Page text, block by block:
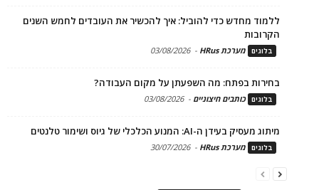
ללמוד מחדש כדי להוביל: איך להכשיר את העובדים לחמש השנים
הקרובות
בלוגים מערכת HRus -
03/08/2026
בחירות בפתח: מה השפעתן על מקום העבודה?
בלוגים כותבים חיצוניים -
03/08/2026
מיתוג מעסיק בעידן ה-AI: המנוע הכלכלי של גיוס ושימור טלנטים
בלוגים מערכת HRus -
30/07/2026